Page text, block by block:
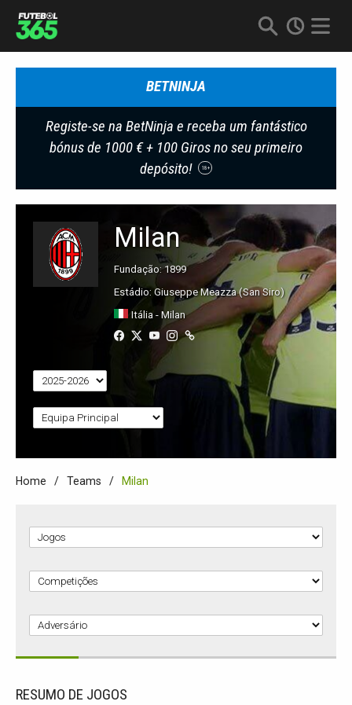
BETNINJA
Registe-se na BetNinja e receba um fantástico
bónus de 1000 € + 100 Giros no seu primeiro
depósito!
18+
Milan
Fundação: 1899
Estádio: Giuseppe Meazza (San Siro)
Itália - Milan
Home Teams Milan
RESUMO DE JOGOS